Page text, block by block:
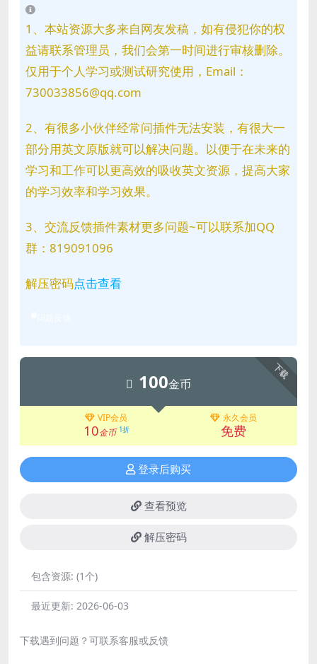
1、本站资源大多来自网友发稿，如有侵犯你的权
益请联系管理员，我们会第一时间进行审核删除。
仅用于个人学习或测试研究使用，Email：
730033856@qq.com
2、有很多小伙伴经常问插件无法安装，有很大一
部分用英文原版就可以解决问题。以便于在未来的
学习和工作可以更高效的吸收英文资源，提高大家
的学习效率和学习效果。
3、交流反馈插件素材更多问题~可以联系加QQ
群：819091096
解压密码点击查看
下载
100金币
VIP会员
10金币 1折
永久会员
免费
登录后购买
查看预览
解压密码
包含资源: (1个)
最近更新: 2026-06-03
下载遇到问题？可联系客服或反馈